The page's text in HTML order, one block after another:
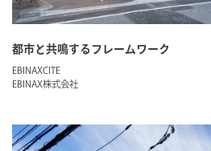
都市と共鳴するフレームワーク
EBINAXCITE
EBINAX株式会社